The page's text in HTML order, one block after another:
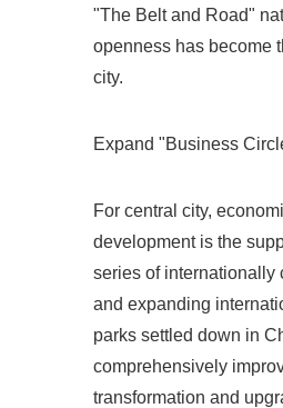
"The Belt and Road"
openness has become
city.
Expand "Business
For central city,
development is the
series of internationally
and expanding
parks settled down in
comprehensively
transformation and